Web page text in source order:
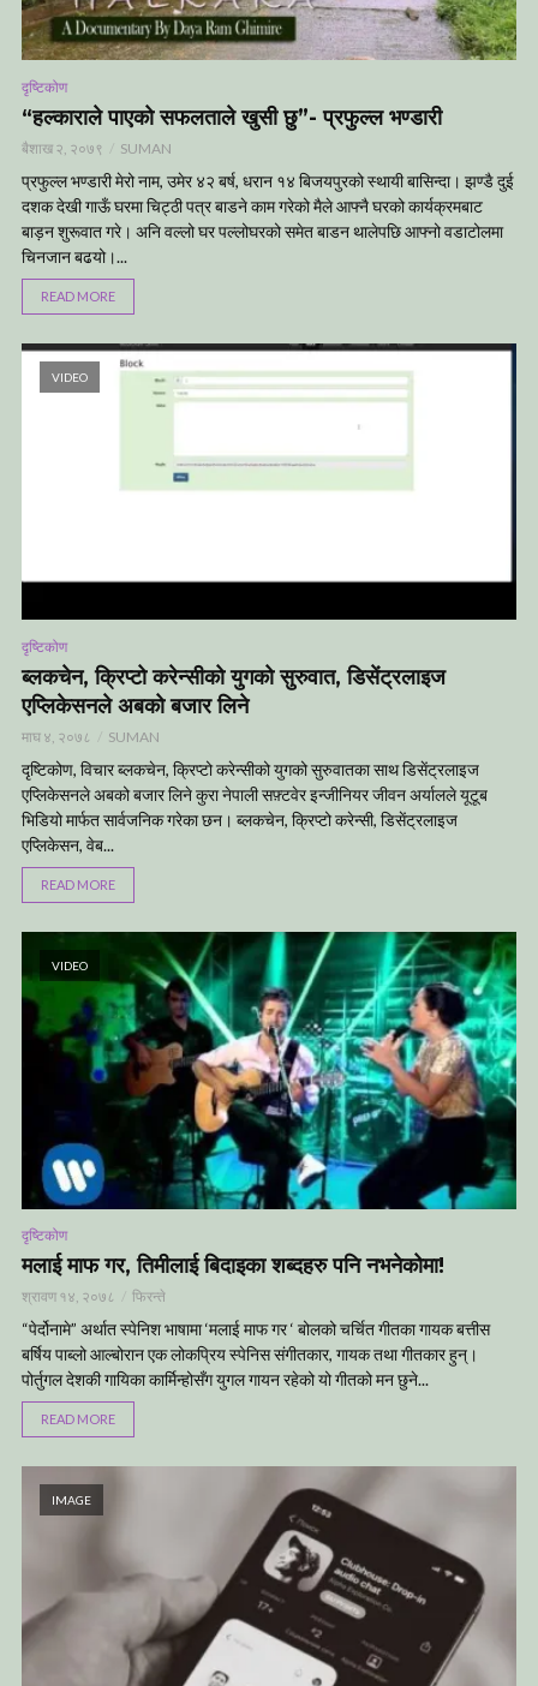
दृष्टिकोण
“हल्काराले पाएको सफलताले खुसी छु”- प्रफुल्ल भण्डारी
बैशाख २, २०७९ SUMAN
प्रफुल्ल भण्डारी मेरो नाम, उमेर ४२ बर्ष, धरान १४ बिजयपुरको स्थायी बासिन्दा। झण्डै दुई
दशक देखी गाऊँ घरमा चिट्ठी पत्र बाडने काम गरेको मैले आफ्नै घरको कार्यक्रमबाट
बाड़न शुरूवात गरे। अनि वल्लो घर पल्लोघरको समेत बाडन थालेपछि आफ्नो वडाटोलमा
चिनजान बढयो।...
READ MORE
VIDEO
दृष्टिकोण
ब्लकचेन, क्रिप्टो करेन्सीको युगको सुरुवात, डिसेंट्रलाइज
एप्लिकेसनले अबको बजार लिने
माघ ४, २०७८ SUMAN
दृष्टिकोण, विचार ब्लकचेन, क्रिप्टो करेन्सीको युगको सुरुवातका साथ डिसेंट्रलाइज
एप्लिकेसनले अबको बजार लिने कुरा नेपाली सफ़्टवेर इन्जीनियर जीवन अर्यालले यूटूब
भिडियो मार्फत सार्वजनिक गरेका छन। ब्लकचेन, क्रिप्टो करेन्सी, डिसेंट्रलाइज
एप्लिकेसन, वेब...
READ MORE
VIDEO
दृष्टिकोण
मलाई माफ गर, तिमीलाई बिदाइका शब्दहरु पनि नभनेकोमा!
श्रावण १४, २०७८ फिरन्ते
“पेर्दोनामे” अर्थात स्पेनिश भाषामा ‘मलाई माफ गर ‘ बोलको चर्चित गीतका गायक बत्तीस
बर्षिय पाब्लो आल्बोरान एक लोकप्रिय स्पेनिस संगीतकार, गायक तथा गीतकार हुन्।
पोर्तुगल देशकी गायिका कार्मिन्होसँग युगल गायन रहेको यो गीतको मन छुने...
READ MORE
IMAGE